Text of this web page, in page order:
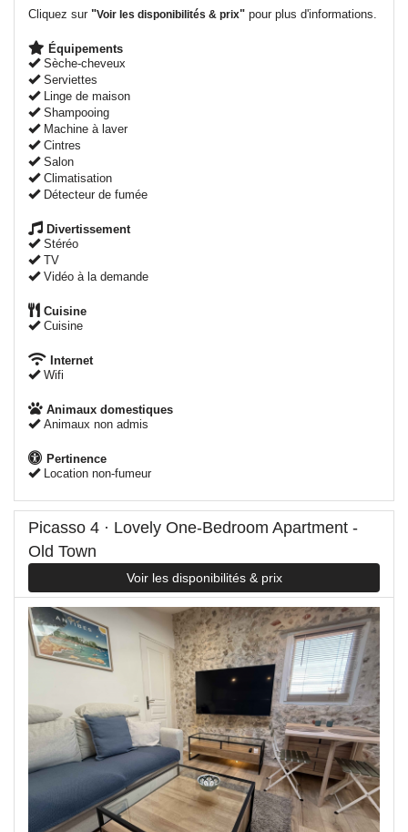
Cliquez sur "Voir les disponibilités & prix" pour plus d'informations.
Équipements
Sèche-cheveux
Serviettes
Linge de maison
Shampooing
Machine à laver
Cintres
Salon
Climatisation
Détecteur de fumée
Divertissement
Stéréo
TV
Vidéo à la demande
Cuisine
Cuisine
Internet
Wifi
Animaux domestiques
Animaux non admis
Pertinence
Location non-fumeur
Picasso 4 · Lovely One-Bedroom Apartment -
Old Town
Voir les disponibilités & prix